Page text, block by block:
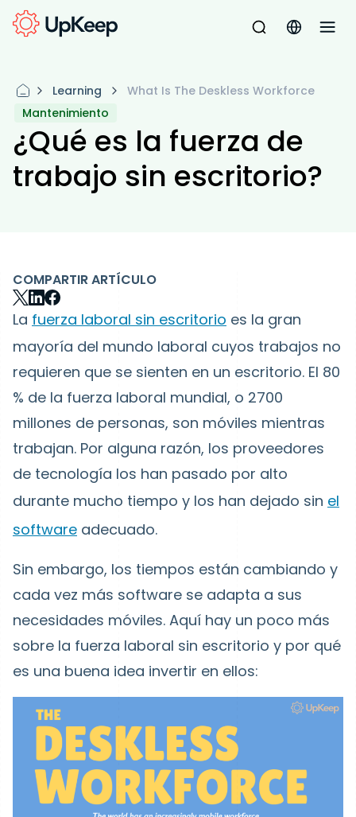
Learning
What Is The Deskless Workforce
Mantenimiento
¿Qué es la fuerza de
trabajo sin escritorio?
COMPARTIR ARTÍCULO
La fuerza laboral sin escritorio es la gran
mayoría del mundo laboral cuyos trabajos no
requieren que se sienten en un escritorio. El 80
% de la fuerza laboral mundial, o 2700
millones de personas, son móviles mientras
trabajan. Por alguna razón, los proveedores
de tecnología los han pasado por alto
durante mucho tiempo y los han dejado sin el
software adecuado.
Sin embargo, los tiempos están cambiando y
cada vez más software se adapta a sus
necesidades móviles. Aquí hay un poco más
sobre la fuerza laboral sin escritorio y por qué
es una buena idea invertir en ellos: